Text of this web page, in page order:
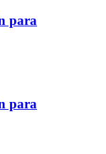
para
para